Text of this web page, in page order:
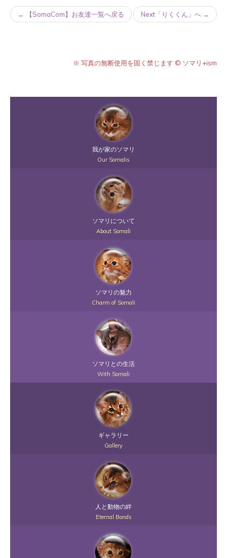
← 【SomaCom】お友達一覧へ戻る Next「りくくん」へ →
※ 写真の無断使用を固く禁じます © ソマリ+ism
我が家のソマリ
Our Somalis
ソマリについて
About Somali
ソマリの魅力
Charm of Somali
ソマリとの生活
With Somali
ギャラリー
Gallery
人と動物の絆
Eternal Bonds